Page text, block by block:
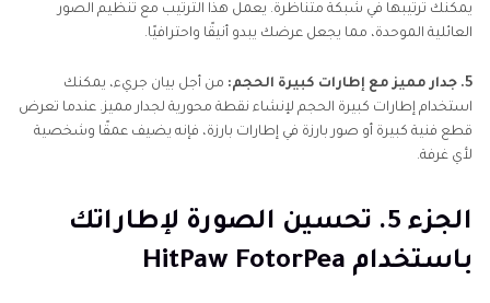
يمكنك ترتيبها في شبكة متناظرة. يعمل هذا الترتيب مع تنظيم الصور
العائلية الموحدة، مما يجعل عرضك يبدو أنيقًا واحترافيًا.
5. جدار مميز مع إطارات كبيرة الحجم:
من أجل بيان جريء، يمكنك
استخدام إطارات كبيرة الحجم لإنشاء نقطة محورية لجدار مميز. عندما تعرض
قطع فنية كبيرة أو صور بارزة في إطارات بارزة، فإنه يضيف عمقًا وشخصية
لأي غرفة.
الجزء 5. تحسين الصورة لإطاراتك
باستخدام HitPaw FotorPea